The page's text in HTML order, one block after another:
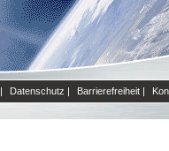
| Datenschutz | Barrierefreiheit |